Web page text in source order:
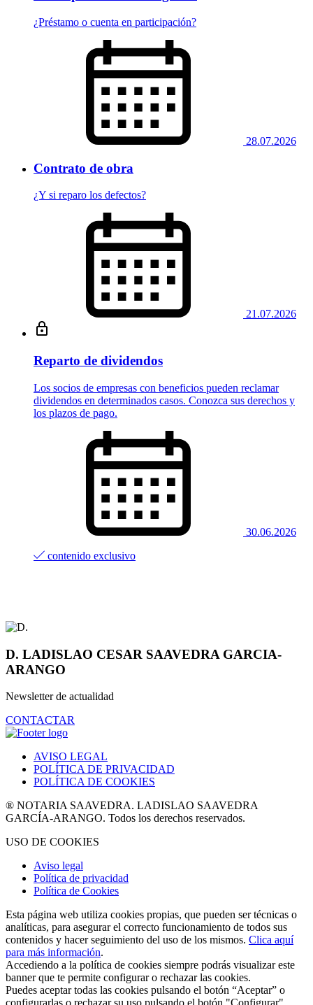
¿Préstamo o cuenta en participación?
28.07.2026
Contrato de obra
¿Y si reparo los defectos?
21.07.2026
Reparto de dividendos
Los socios de empresas con beneficios pueden reclamar
dividendos en determinados casos. Conozca sus derechos y
los plazos de pago.
30.06.2026
contenido exclusivo
D. LADISLAO CESAR SAAVEDRA GARCIA-
ARANGO
Newsletter de actualidad
CONTACTAR
AVISO LEGAL
POLÍTICA DE PRIVACIDAD
POLÍTICA DE COOKIES
® NOTARIA SAAVEDRA. LADISLAO SAAVEDRA
GARCÍA-ARANGO. Todos los derechos reservados.
USO DE COOKIES
Aviso legal
Política de privacidad
Política de Cookies
Esta página web utiliza cookies propias, que pueden ser técnicas o
analíticas, para asegurar el correcto funcionamiento de todos sus
contenidos y hacer seguimiento del uso de los mismos. Clica aquí
para más información.
Accediendo a la política de cookies siempre podrás visualizar este
banner que te permite configurar o rechazar las cookies.
Puedes aceptar todas las cookies pulsando el botón “Aceptar” o